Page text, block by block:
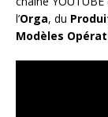
l’Orga, du
Modèles